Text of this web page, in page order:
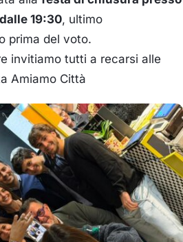
19:30, ultimo
prima del voto.
invitiamo tutti a recarsi alle
Amiamo Città